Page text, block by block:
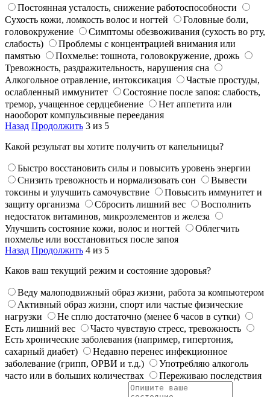
Постоянная усталость, снижение работоспособности
Сухость кожи, ломкость волос и ногтей
Головные боли,
головокружение
Симптомы обезвоживания (сухость во рту,
слабость)
Проблемы с концентрацией внимания или
памятью
Похмелье: тошнота, головокружение, дрожь
Тревожность, раздражительность, нарушения сна
Алкогольное отравление, интоксикация
Частые простуды,
ослабленный иммунитет
Состояние после запоя: слабость,
тремор, учащенное сердцебиение
Нет аппетита или
наооборот компульсивные переедания
Назад Продолжить 3 из 5
Какой результат вы хотите получить от капельницы?
Быстро восстановить силы и повысить уровень энергии
Снизить тревожность и нормализовать сон
Вывести
токсины и улучшить самочувствие
Повысить иммунитет и
защиту организма
Сбросить лишний вес
Восполнить
недостаток витаминов, микроэлементов и железа
Улучшить состояние кожи, волос и ногтей
Облегчить
похмелье или восстановиться после запоя
Назад Продолжить 4 из 5
Каков ваш текущий режим и состояние здоровья?
Веду малоподвижный образ жизни, работа за компьютером
Активный образ жизни, спорт или частые физические
нагрузки
Не сплю достаточно (менее 6 часов в сутки)
Есть лишний вес
Часто чувствую стресс, тревожность
Есть хронические заболевания (например, гипертония,
сахарный диабет)
Недавно перенес инфекционное
заболевание (грипп, ОРВИ и т.д.)
Употребляю алкоголь
часто или в больших количествах
Переживаю последствия